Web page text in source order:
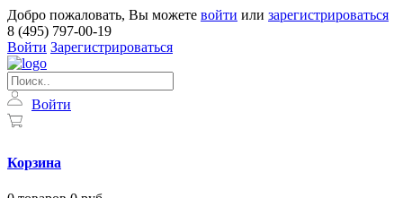
Добро пожаловать, Вы можете войти или зарегистрироваться
8 (495) 797-00-19
Войти Зарегистрироваться
Войти
Корзина